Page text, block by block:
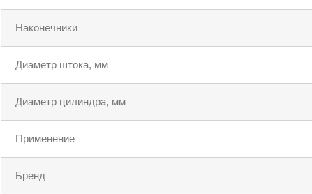
Наконечники
Диаметр штока, мм
Диаметр цилиндра, мм
Применение
Бренд